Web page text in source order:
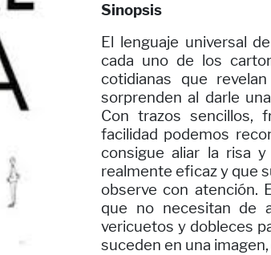
Sinopsis
El lenguaje universal
cada uno de los
cotidianas que
sorprenden al darle
Con trazos sencillos,
facilidad podemos
consigue aliar la risa
realmente eficaz y que
observe con atención.
que no necesitan de
vericuetos y dobleces
suceden en una